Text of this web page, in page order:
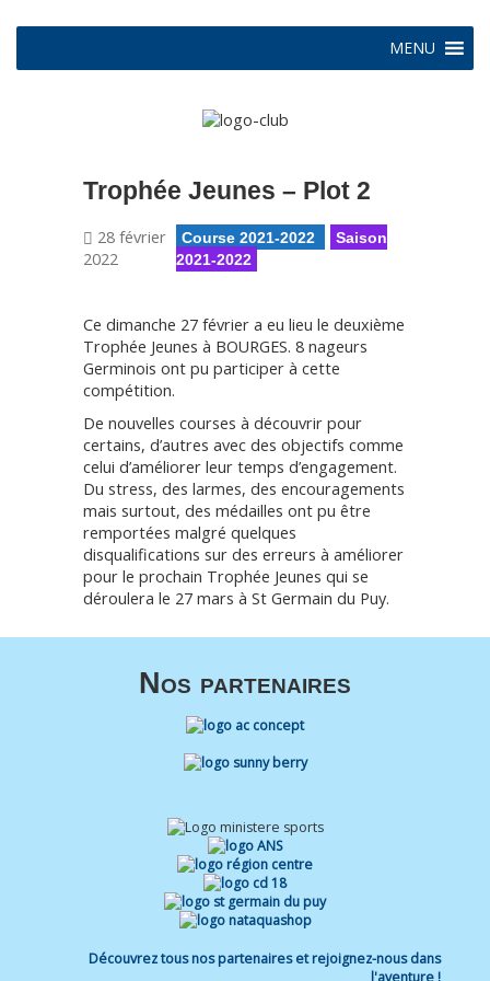
MENU
Trophée Jeunes – Plot 2
28 février
2022
Course 2021-2022
Saison
2021-2022
Ce dimanche 27 février a eu lieu le deuxième
Trophée Jeunes à BOURGES. 8 nageurs
Germinois ont pu participer à cette
compétition.
De nouvelles courses à découvrir pour
certains, d’autres avec des objectifs comme
celui d’améliorer leur temps d’engagement.
Du stress, des larmes, des encouragements
mais surtout, des médailles ont pu être
remportées malgré quelques
disqualifications sur des erreurs à améliorer
pour le prochain Trophée Jeunes qui se
déroulera le 27 mars à St Germain du Puy.
Nos partenaires
Découvrez tous nos partenaires et rejoignez-nous dans
l'aventure !